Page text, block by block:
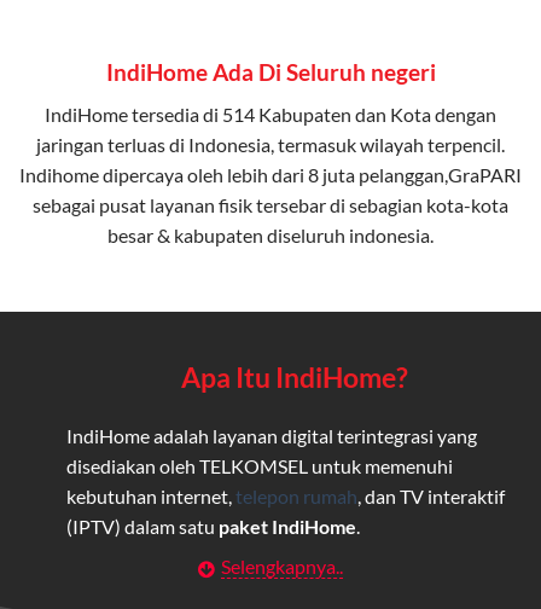
IndiHome Ada Di Seluruh negeri
IndiHome tersedia di 514 Kabupaten dan Kota dengan
jaringan terluas di Indonesia, termasuk wilayah terpencil.
Indihome dipercaya oleh lebih dari 8 juta pelanggan,GraPARI
sebagai pusat layanan fisik tersebar di sebagian kota-kota
besar & kabupaten diseluruh indonesia.
Apa Itu IndiHome?
IndiHome adalah layanan digital terintegrasi yang
disediakan oleh TELKOMSEL untuk memenuhi
kebutuhan internet, telepon rumah , dan TV interaktif
(IPTV) dalam satu paket IndiHome
Layanan Wifi Indihome ini dirancang untuk
Selengkapnya..